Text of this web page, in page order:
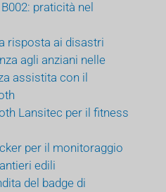
praticità nel
risposta ai disastri
agli anziani nelle
assistita con il
Lansitec per il fitness
per il monitoraggio
edili
del badge di